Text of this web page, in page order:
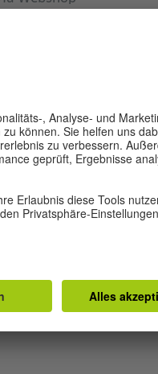
Sprachkursbüro
via E-Mail